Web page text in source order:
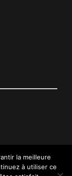
la meilleure
à utiliser ce